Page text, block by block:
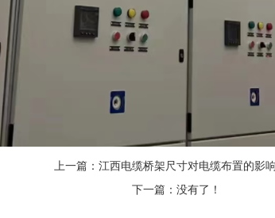
上一篇： 江西电缆桥架尺寸对电缆布置的影
下一篇：没有了！